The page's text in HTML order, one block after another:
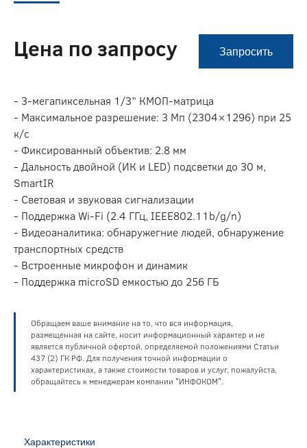
Цена по запросу Запросить
- 3-мегапиксельная 1/3” КМОП-матрица
- Максимальное разрешение: 3 Мп (2304×1296) при 25
к/с
- Фиксированный объектив: 2.8 мм
- Дальность двойной (ИК и LED) подсветки до 30 м,
SmartIR
- Световая и звуковая сигнализации
- Поддержка Wi-Fi (2.4 ГГц, IEEE802.11b/g/n)
- Видеоаналитика: обнаружегние людей, обнаружение
транспортных средств
- Встроенные микрофон и динамик
- Поддержка microSD емкостью до 256 ГБ
Обращаем ваше внимание на то, что вся информация,
размещенная на сайте, носит информационный характер и не
является публичной офертой, определяемой положениями Статьи
437 (2) ГК РФ. Для получения точной информации о
характеристиках, а также стоимости товаров и услуг, пожалуйста,
обращайтесь к менеджерам компании "ИНФОКОМ".
Характеристики